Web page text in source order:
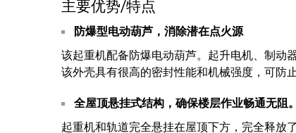
主要优势/特点
防爆型电动葫芦，消除潜在点火源
该起重机配备防爆电动葫芦。起升电机、制动
该外壳具有很高的密封性能和机械强度，可防
全屋顶悬挂式结构，确保楼层作业畅通无阻。
起重机和轨道完全悬挂在屋顶下方，完全释放